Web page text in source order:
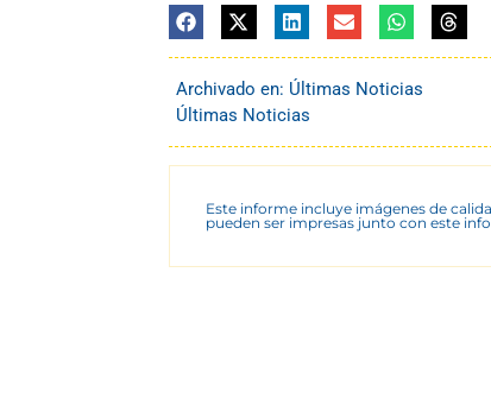
Archivado en: Últimas Noticias
Últimas Noticias
Este informe incluye imágenes de
pueden ser impresas junto con este